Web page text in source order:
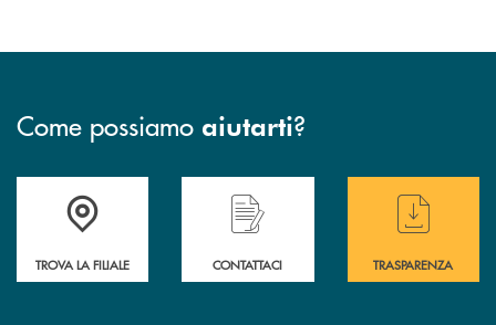
Come possiamo aiutarti?
Accedi all' elenco completo delle filiali .
TROVA LA FILIALE
Hai bisogno di assistenza immediata?
CONTATTACI
Hai bisogno di
TRASPARENZA